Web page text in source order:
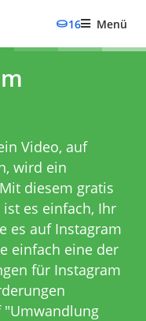
16 Menü
Video, auf
wird ein
diesem gratis
es einfach, Ihr
es auf Instagram
einfach eine der
für Instagram
"Umwandlung